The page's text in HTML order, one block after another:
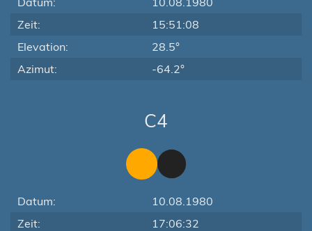
Zeit:
15:51:08
Elevation:
28.5°
Azimut:
-64.2°
C4
Datum:
10.08.1980
Zeit:
17:06:32